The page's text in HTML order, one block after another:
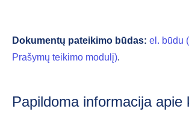
Dokumentų pateikimo būdas: el. būdu
Prašymų teikimo modulį).
Papildoma informacija apie